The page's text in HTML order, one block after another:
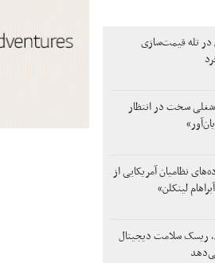
در تله قیمت‌سازی
شغلی سخت در انتظار
نظامیان آمریکایی از
لینکلن»
ریسک سلامت دیجیتال